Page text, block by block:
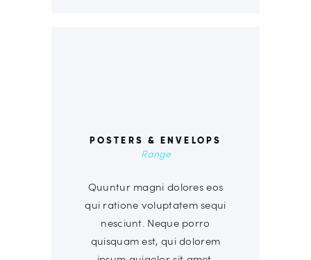
POSTERS & ENVELOPS
Range
Quuntur magni dolores eos
qui ratione voluptatem sequi
nesciunt. Neque porro
quisquam est, qui dolorem